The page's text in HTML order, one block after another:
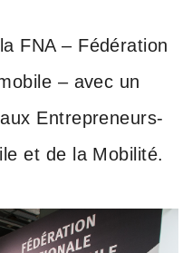
FNA – Fédération
– avec un
Entrepreneurs-
et de la Mobilité.